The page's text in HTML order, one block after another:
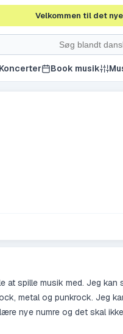
Velkommen til det
Koncerter Book musik
at spille musik med. Jeg
metal og punkrock. Jeg
nye numre og det skal